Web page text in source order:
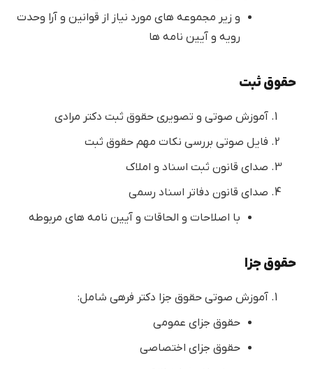
و زیر مجموعه های مورد نیاز از قوانین و آرا وحدت
رویه و آیین نامه ها
حقوق ثبت
آموزش صوتی و تصویری حقوق ثبت دکتر مرادی
فایل صوتی بررسی نکات مهم حقوق ثبت
صدای قانون ثبت اسناد و املاک
صدای قانون دفاتر اسناد رسمی
با اصلاحات و الحاقات و آیین نامه های مربوطه
حقوق جزا
آموزش صوتی حقوق جزا دکتر فرهی شامل:
حقوق جزای عمومی
حقوق جزای اختصاصی